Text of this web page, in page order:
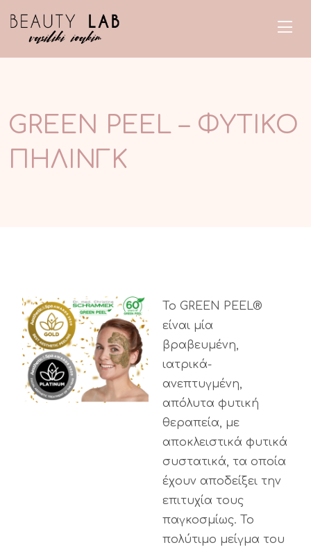
GREEN PEEL – ΦΥΤΙΚΟ
ΠΗΛΙΝΓΚ
Το GREEN PEEL®
είναι μία
βραβευμένη,
ιατρικά-
ανεπτυγμένη,
απόλυτα φυτική
θεραπεία, με
αποκλειστικά φυτικά
συστατικά, τα οποία
έχουν αποδείξει την
επιτυχία τους
παγκοσμίως. Το
πολύτιμο μείγμα του